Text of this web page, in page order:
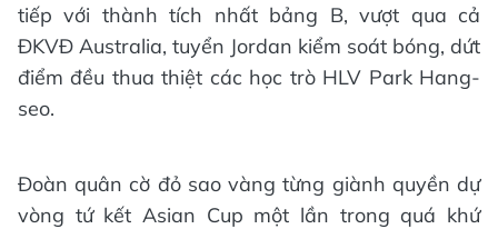
tiếp với thành tích nhất bảng B, vượt qua cả
ĐKVĐ Australia, tuyển Jordan kiểm soát bóng, dứt
điểm đều thua thiệt các học trò HLV Park Hang-
seo.
Đoàn quân cờ đỏ sao vàng từng giành quyền dự
vòng tứ kết Asian Cup một lần trong quá khứ